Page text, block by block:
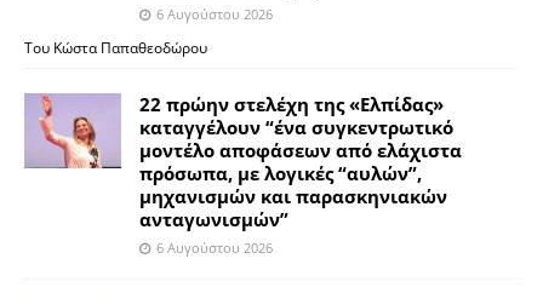
6 Αυγούστου 2026
Του Κώστα Παπαθεοδώρου
22 πρώην στελέχη της «Ελπίδας»
καταγγέλουν “ένα συγκεντρωτικό
μοντέλο αποφάσεων από ελάχιστα
πρόσωπα, με λογικές “αυλών”,
μηχανισμών και παρασκηνιακών
ανταγωνισμών”
6 Αυγούστου 2026